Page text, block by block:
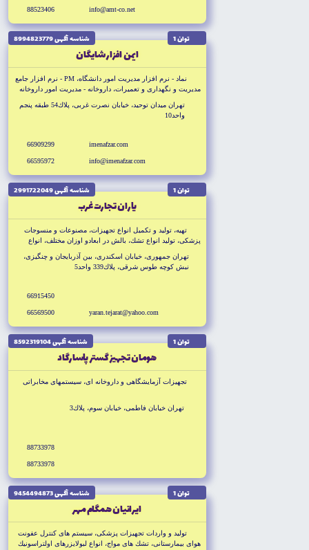
info@amt-co.net
88523406
توان 1 شناسه آگهى 8994823779
ايمن افزار شايگان
نماد - نرم افزار مديريت امور دانشگاه، PM - نرم افزار جامع
مديريت و نگهدارى و تعميرات، داروخانه - مديريت امور داروخانه
تهران ميدان توحيد، خيابان نصرت غربى، پلاك54 طبقه پنجم
واحد10
imenafzar.com
info@imenafzar.com
66909299
66595972
توان 1 شناسه آگهى 2991722049
ياران تجارت غرب
تهيه، توليد و تكميل انواع تجهيزات، مصنوعات و منسوجات
پزشكى، توليد انواع تشك، بالش در ابعادو اوزان مختلف، انواع
خدماتى، تكميل انواع مصنوعات فلزى، پزشكي و ادارى
تهران جمهورى، خيابان اسكندرى، بين آذربايجان و چنگيزى،
نبش كوچه طوس شرقى، پلاك339 واحد5
yaran.tejarat@yahoo.com
66915450
66569500
توان 1 شناسه آگهى 8592319104
هومان تجهيز گستر پاسارگاد
تجهيزات آزمايشگاهى و داروخانه اى، سيستمهاى مخابراتى
تهران خيابان فاطمى، خيابان سوم، پلاك3
88733978
88733978
توان 1 شناسه آگهى 9454494873
ايرانيان همگام مهر
توليد و واردات تجهيزات پزشكى، سيستم هاى كنترل عفونت
هواى بيمارستانى، تشك هاى مواج، انواع لبولايزرهاى اولتراسونيك